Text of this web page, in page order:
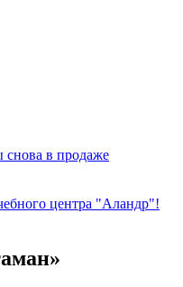
снова в продаже
центра "Аландр"!